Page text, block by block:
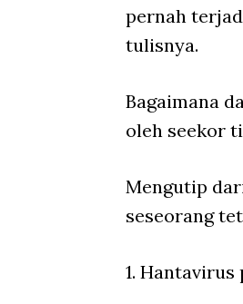
pernah
tulisnya.
Bagaimana
oleh seekor
Mengutip
seseorang
1.